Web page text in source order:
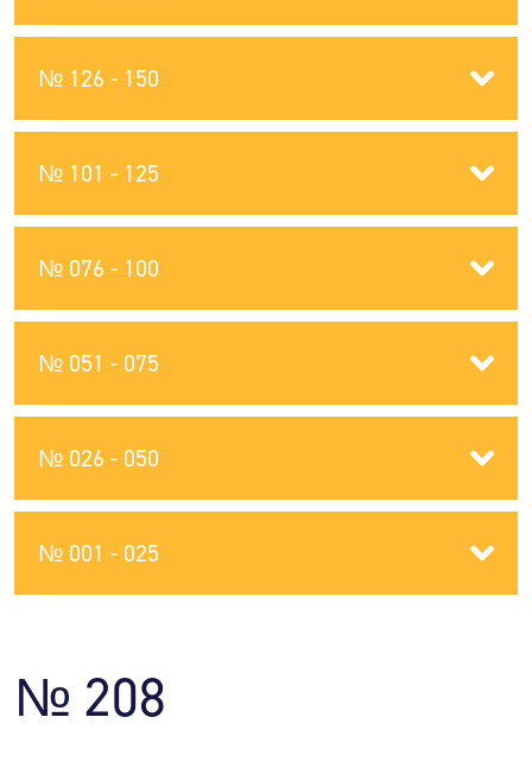
№ 001 - 025
№ 026 - 050
№ 051 - 075
№ 076 - 100
№ 101 - 125
№ 126 - 150
№ 208